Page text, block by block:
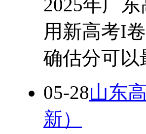
2025年广
用新高考I
确估分可以
05-28山东
新）